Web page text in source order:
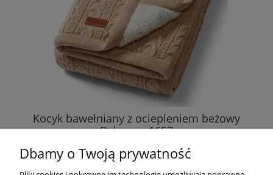
Kocyk bawełniany z ociepleniem beżowy
Babyono 1657
109,89 zł
Dbamy o Twoją prywatność